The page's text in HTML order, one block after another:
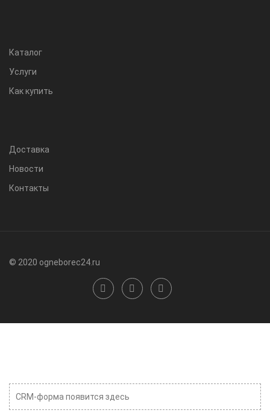
Каталог
Услуги
Как купить
Доставка
Новости
Контакты
© 2020 ogneborec24.ru
CRM-форма появится здесь